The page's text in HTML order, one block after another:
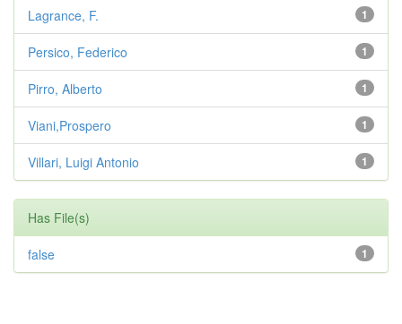
1
Lagrance, F.
1
Persico, Federico
1
Pirro, Alberto
1
Viani,Prospero
1
Villari, Luigi Antonio
Has File(s)
1
false